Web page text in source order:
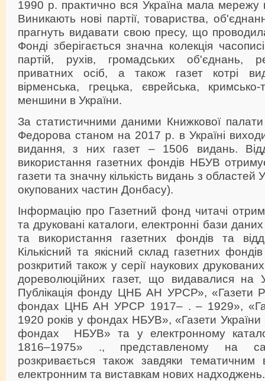
1990 р. практично вся Україна мала мережу
Виникають нові партії, товариства,
прагнуть видавати свою пресу, що
Фонді зберігається значна колекція
партій, рухів, громадських об'єднань,
приватних осіб, а також газет котрі
вірменська, грецька, єврейська, кримсько-
меншини в України.
За статистичними даними Книжкової палати
Федорова станом на 2017 р. в Україні
видання, з них газет – 1506 видань.
використання газетних фондів НБУВ
газети та значну кількість видань з областей
окупованих частин Донбасу).
Інформацію про Газетний фонд читачі
та друковані каталоги, електронні бази
та використання газетних фондів та
Кількісний та якісний склад газетних
розкритий також у серії наукових
дореволюційних газет, що видавалися на
Публікація фонду ЦНБ АН УРСР», «Газети
фондах ЦНБ АН УРСР 1917– . – 1929»,
1920 років у фондах НБУВ», «Газети
фондах НБУВ» та у електронному
1816–1975» ., представленому на
розкривається також завдяки
електронним та виставкам нових надходжень.